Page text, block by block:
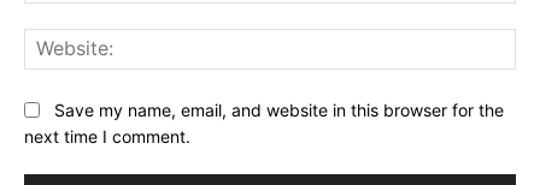
Save my name, email, and website in this browser for the
next time I comment.